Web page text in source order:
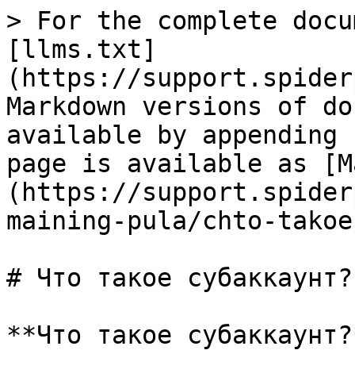
> For the complete
[llms.txt]
(https://
Markdown versions of
available by
page is available as
(https://
maining-pula/chto-
# Что такое
**Что такое